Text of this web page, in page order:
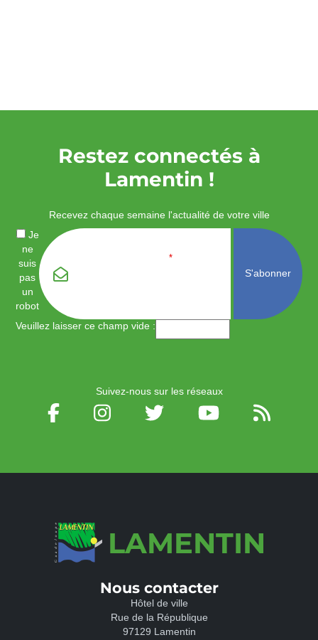
LAMENTIN
Nous contacter
Hôtel de ville
Rue de la République
97129 Lamentin
Restez connectés à
Lamentin !
Recevez chaque semaine l'actualité de votre ville
Je
ne
suis
pas
un
robot
*
Veuillez laisser ce champ vide :
Suivez-nous sur les réseaux